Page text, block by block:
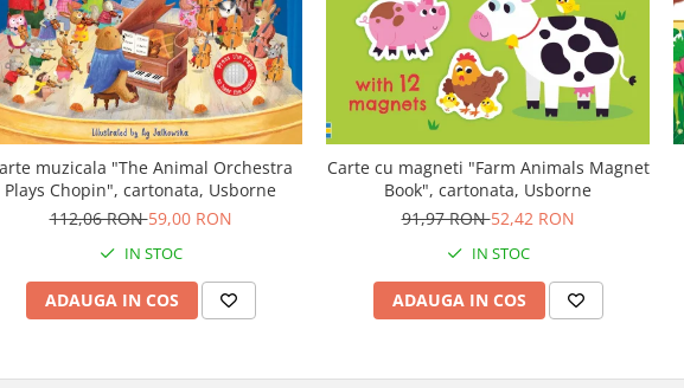
muzicala "The Animal Orchestra
Plays Chopin", cartonata, Usborne
112,06 RON59,00 RON
IN STOC
ADAUGA IN COS
Carte cu magneti "Farm Animals Magnet
Book", cartonata, Usborne
91,97 RON52,42 RON
IN STOC
ADAUGA IN COS